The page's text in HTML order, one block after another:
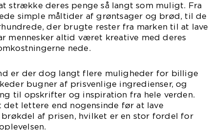
strække deres penge så langt som muligt. Fra
simple måltider af grøntsager og brød, til de
der brugte rester fra marken til at lave
mennesker altid været kreative med deres
nede.
er der dog langt flere muligheder for billige
bugner af prisvenlige ingredienser, og
til opskrifter og inspiration fra hele verden.
lettere end nogensinde før at lave
af prisen, hvilket er en stor fordel for